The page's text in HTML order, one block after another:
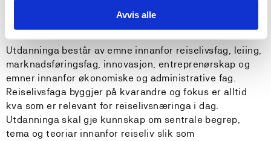
Avvis alle
Utdanninga består av emne innanfor reiselivsfag, leiing,
marknadsføringsfag, innovasjon, entreprenørskap og
emner innanfor økonomiske og administrative fag.
Reiselivsfaga byggjer på kvarandre og fokus er alltid
kva som er relevant for reiselivsnæringa i dag.
Utdanninga skal gje kunnskap om sentrale begrep,
tema og teoriar innanfor reiseliv slik som